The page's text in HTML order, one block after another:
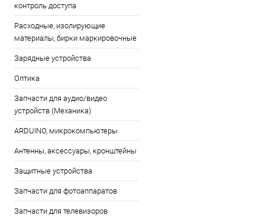
контроль доступа
Расходные, изолирующие
материалы, бирки маркировочные
Зарядные устройства
Оптика
Запчасти для аудио/видео
устройств (Механика)
ARDUINO, микрокомпьютеры
Антенны, аксессуары, кронштейны
Защитные устройства
Запчасти для фотоаппаратов
Запчасти для телевизоров